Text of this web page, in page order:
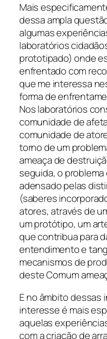
Mais
dessa ampla
algumas
laboratórios
prototipado) onde
enfrentado com
que me interessa
forma de
Nos laboratórios
comunidade de
comunidade de
torno de um
ameaça de
seguida, o
adensado pelas
(saberes
atores, através de
um protótipo, um
que contribua para
entendimento e
mecanismos de
deste Comum
E no âmbito dessas
interesse é mais
aquelas
com a criação de